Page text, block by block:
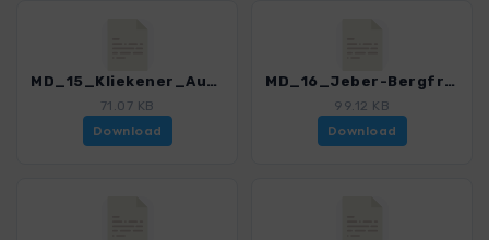
MD_15_Kliekener_Aue.gpx
71.07 KB
Download
MD_16_Jeber-Bergfrieden.gpx
99.12 KB
Download